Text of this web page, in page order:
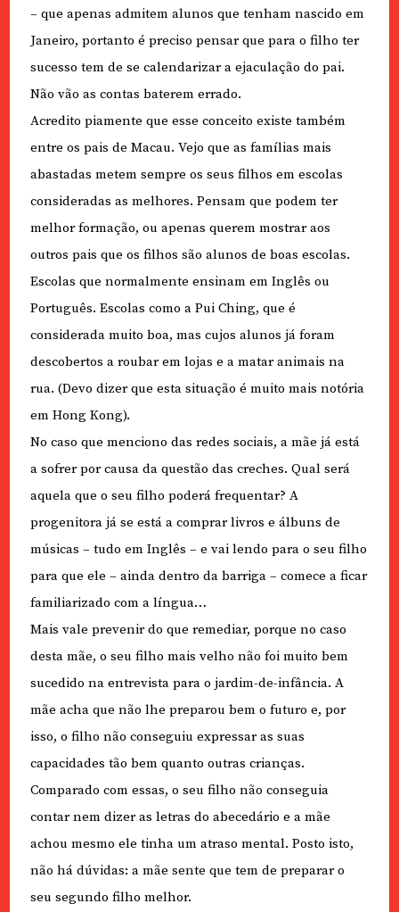
– que apenas admitem alunos que tenham nascido em
Janeiro, portanto é preciso pensar que para o filho ter
sucesso tem de se calendarizar a ejaculação do pai.
Não vão as contas baterem errado.
Acredito piamente que esse conceito existe também
entre os pais de Macau. Vejo que as famílias mais
abastadas metem sempre os seus filhos em escolas
consideradas as melhores. Pensam que podem ter
melhor formação, ou apenas querem mostrar aos
outros pais que os filhos são alunos de boas escolas.
Escolas que normalmente ensinam em Inglês ou
Português. Escolas como a Pui Ching, que é
considerada muito boa, mas cujos alunos já foram
descobertos a roubar em lojas e a matar animais na
rua. (Devo dizer que esta situação é muito mais notória
em Hong Kong).
No caso que menciono das redes sociais, a mãe já está
a sofrer por causa da questão das creches. Qual será
aquela que o seu filho poderá frequentar? A
progenitora já se está a comprar livros e álbuns de
músicas – tudo em Inglês – e vai lendo para o seu filho
para que ele – ainda dentro da barriga – comece a ficar
familiarizado com a língua…
Mais vale prevenir do que remediar, porque no caso
desta mãe, o seu filho mais velho não foi muito bem
sucedido na entrevista para o jardim-de-infância. A
mãe acha que não lhe preparou bem o futuro e, por
isso, o filho não conseguiu expressar as suas
capacidades tão bem quanto outras crianças.
Comparado com essas, o seu filho não conseguia
contar nem dizer as letras do abecedário e a mãe
achou mesmo ele tinha um atraso mental. Posto isto,
não há dúvidas: a mãe sente que tem de preparar o
seu segundo filho melhor.